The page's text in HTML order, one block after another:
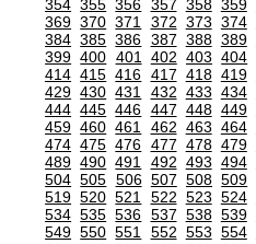
354 355 356 357 358 359
369 370 371 372 373 374
384 385 386 387 388 389
399 400 401 402 403 404
414 415 416 417 418 419
429 430 431 432 433 434
444 445 446 447 448 449
459 460 461 462 463 464
474 475 476 477 478 479
489 490 491 492 493 494
504 505 506 507 508 509
519 520 521 522 523 524
534 535 536 537 538 539
549 550 551 552 553 554